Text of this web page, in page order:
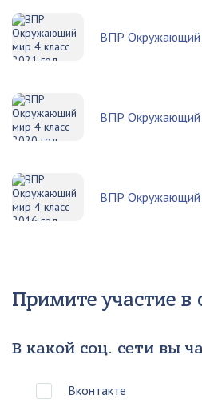
ВПР Окружающий
ВПР Окружающий
ВПР Окружающий
Примите участие в
В какой соц. сети вы
Вконтакте